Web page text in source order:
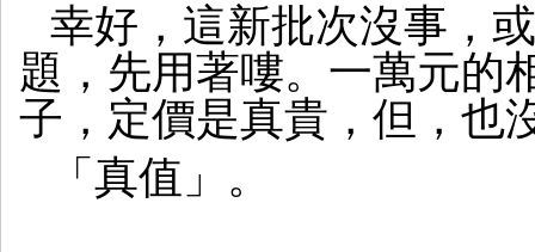
幸好，這新批次沒事，
題，先用著嘍。一萬元的
子，定價是真貴，但，也
「真值」。